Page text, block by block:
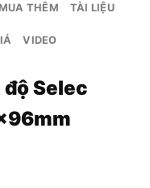
THÊM TÀI LIỆU
VIDEO
Selec